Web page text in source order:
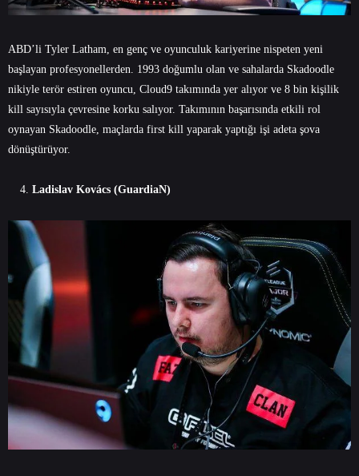
ABD’li Tyler Latham, en genç ve oyunculuk kariyerine nispeten yeni
başlayan profesyonellerden. 1993 doğumlu olan ve sahalarda Skadoodle
nikiyle terör estiren oyuncu, Cloud9 takımında yer alıyor ve 8 bin kişilik
kill sayısıyla çevresine korku salıyor. Takımının başarısında etkili rol
oynayan Skadoodle, maçlarda first kill yaparak yaptığı işi adeta şova
dönüştürüyor.
Ladislav Kovács (GuardiaN)